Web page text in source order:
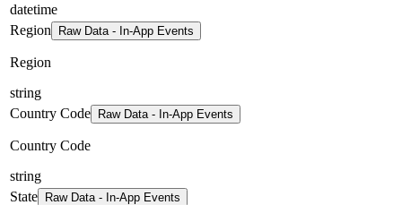
datetime
Region
Raw Data - In-App Events
Region
string
Country Code
Raw Data - In-App Events
Country Code
string
State
Raw Data - In-App Events